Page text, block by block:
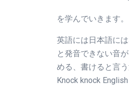
を学んでいきます。
英語には日本語に
と発音できない音
める、書けると言う
Knock knock English